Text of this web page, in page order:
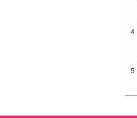
4
5